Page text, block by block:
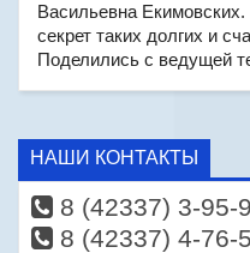
Васильевна
секрет таких долгих и
Поделились с ведущей
НАШИ КОНТАКТЫ
8 (42337) 3-95-
8 (42337) 4-76-